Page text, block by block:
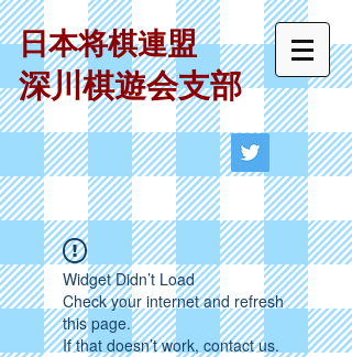
日本将棋連盟
深川棋遊会支部
Widget Didn’t Load
Check your internet and refresh
this page.
If that doesn’t work, contact us.